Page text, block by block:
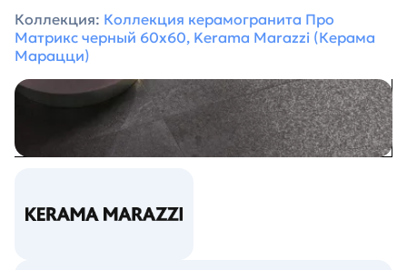
Коллекция: Коллекция керамогранита Про
Матрикс черный 60х60, Kerama Marazzi (Керама
Марацци)